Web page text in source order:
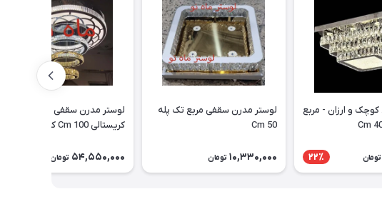
لوستر سقفی کوچک و ارزان - مربع
تومان 22٪
لوستر مدرن سقفی مربع تک پله
50 Cm
10,330,000 تومان
لوستر مدرن سقفی - آویزی
کریستالی 100 Cm کد 3_441
54,550,000 تومان